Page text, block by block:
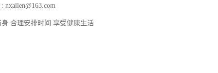
合理安排时间 享受健康生活